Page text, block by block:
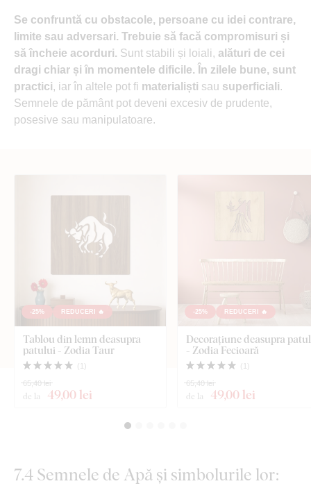
Se confruntă cu obstacole, persoane cu idei contrare,
limite sau adversari. Trebuie să facă compromisuri și
să încheie acorduri. Sunt stabili și loiali, alături de cei
dragi chiar și în momentele dificile. În zilele bune, sunt
practici, iar în altele pot fi materialiști sau superficiali.
Semnele de pământ pot deveni excesiv de prudente,
posesive sau manipulatoare.
-25% REDUCERI 🔥
Tablou din lemn deasupra
patului - Zodia Taur
( 1 )
de la 49,00 lei
65,40 lei
-25% REDUCERI 🔥
Decorațiune deasupra
- Zodia Fecioară
( 1 )
de la 49,00 lei
65,40 lei
7.4 Semnele de Apă și simbolurile lor: